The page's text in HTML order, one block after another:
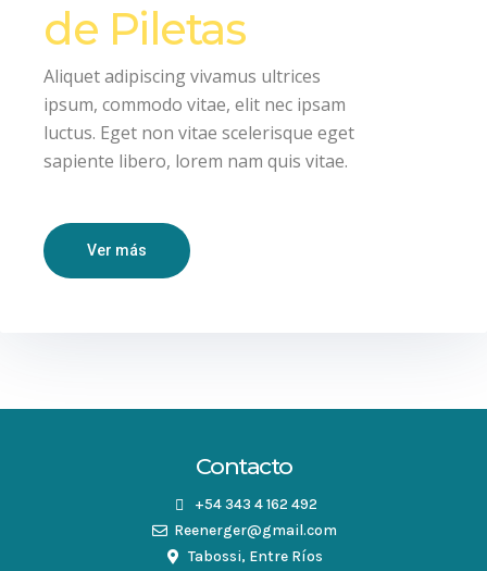
de Piletas
Aliquet adipiscing vivamus ultrices
ipsum, commodo vitae, elit nec ipsam
luctus. Eget non vitae scelerisque eget
sapiente libero, lorem nam quis vitae.
Ver más
Contacto
+54 343 4 162 492
Reenerger@gmail.com
Tabossi, Entre Ríos